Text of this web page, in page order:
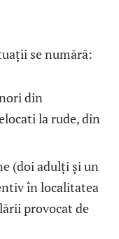
se numără:
din
la rude, din
(doi adulți și un
în localitatea
provocat de